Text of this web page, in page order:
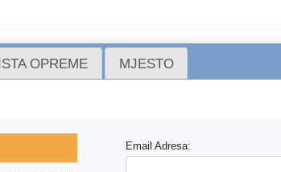
OPREME MJESTO
Email Adresa: